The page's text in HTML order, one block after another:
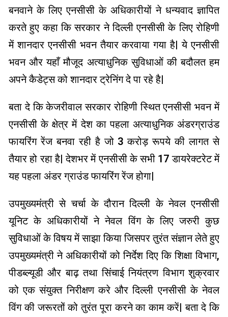
बनवाने के लिए एनसीसी के अधिकारीयों ने धन्यवाद ज्ञापित
करते हुए कहा कि सरकार ने दिल्ली एनसीसी के लिए रोहिणी
में शानदार एनसीसी भवन तैयार करवाया गया है| ये एनसीसी
भवन और यहाँ मौजूद अत्याधुनिक सुविधाओं की बदौलत हम
अपने कैडेट्स को शानदार ट्रेनिंग दे पा रहे है|
बता दे कि केजरीवाल सरकार रोहिणी स्थित एनसीसी भवन में
एनसीसी के क्षेत्र में देश का पहला अत्याधुनिक अंडरग्राउंड
फायरिंग रेंज बनवा रही है जो 3 करोड़ रूपये की लागत से
तैयार हो रहा है| देशभर में एनसीसी के सभी 17 डायरेक्टरेट में
यह पहला अंडर ग्राउंड फायरिंग रेंज होगा|
उपमुख्यमंत्री से चर्चा के दौरान दिल्ली के नेवल एनसीसी
यूनिट के अधिकारीयों ने नेवल विंग के लिए जरुरी कुछ
सुविधाओं के विषय में साझा किया जिसपर तुरंत संज्ञान लेते हुए
उपमुख्यमंत्री ने अधिकारीयों को निर्देश दिए कि शिक्षा विभाग,
पीडब्ल्यूडी और बाढ़ तथा सिंचाई नियंत्रण विभाग शुक्रवार
को एक संयुक्त निरीक्षण करे और दिल्ली एनसीसी के नेवल
विंग की जरूरतों को तुरंत पूरा करने का काम करें| बता दे कि